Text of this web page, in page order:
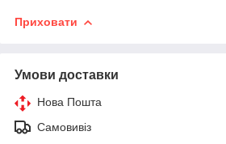
Приховати
Умови доставки
Нова Пошта
Самовивіз